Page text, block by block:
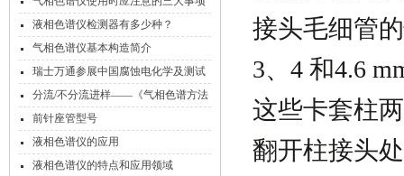
液相色谱仪检测器有多少种？
气相色谱仪基本构造简介
瑞士万通参展中国腐蚀电化学及测试
方法学术交流会
分流/不分流进样——《气相色谱方法
及应用》
前针座管型号
液相色谱仪的应用
液相色谱仪的特点和应用领域
接头毛细管
3、 4 和4.6
这些卡套柱
翻开柱接头